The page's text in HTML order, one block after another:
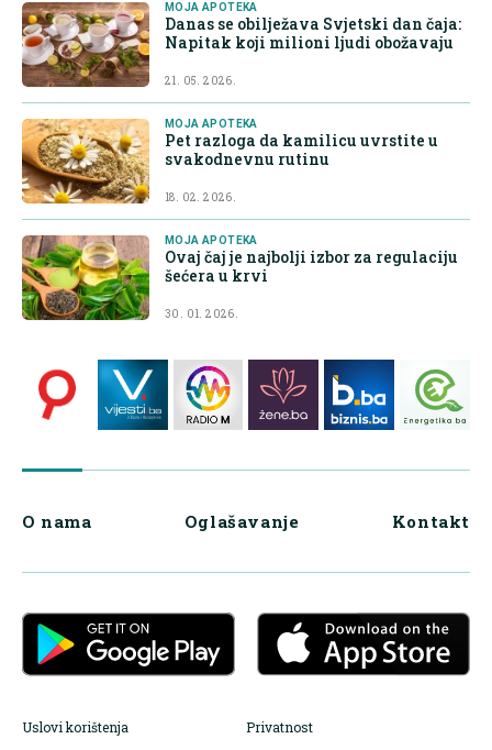
MOJA APOTEKA
Danas se obilježava Svjetski dan čaja:
Napitak koji milioni ljudi obožavaju
21. 05. 2026.
MOJA APOTEKA
Pet razloga da kamilicu uvrstite u
svakodnevnu rutinu
18. 02. 2026.
MOJA APOTEKA
Ovaj čaj je najbolji izbor za regulaciju
šećera u krvi
30. 01. 2026.
O nama Oglašavanje Kontakt
Uslovi korištenja Privatnost